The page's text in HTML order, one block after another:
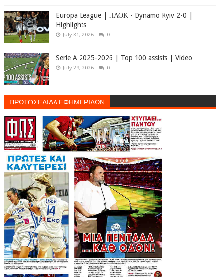
Europa League | ΠΑΟΚ - Dynamo Kyiv 2-0 |
Highlights
July 31, 2026 0
Serie A 2025-2026 | Top 100 assists | Video
July 29, 2026 0
ΠΡΩΤΟΣΕΛΙΔΑ ΕΦΗΜΕΡΙΔΩΝ